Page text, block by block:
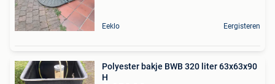
Eeklo Eergisteren
Polyester bakje BWB 320 liter 63x63x90
H